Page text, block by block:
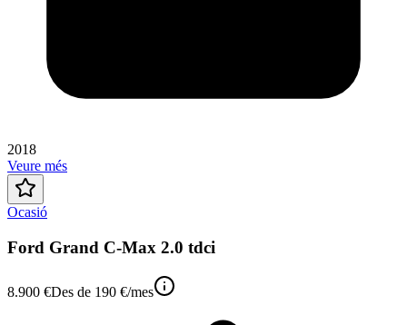
2018
Veure més
Ocasió
Ford Grand C-Max 2.0 tdci
8.900 €Des de 190 €/mes